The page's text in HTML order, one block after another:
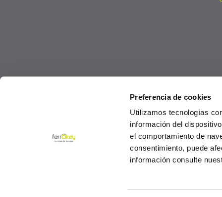
Preferencia de cookies
Utilizamos tecnologías
información del
el comportamiento de
consentimiento, puede
información consulte